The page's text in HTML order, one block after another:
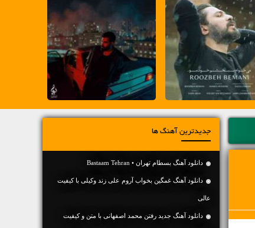
جدیدترین آهنگ ها
دانلود آهنگ بسطام تهران • Bastaam Tehran
دانلود آهنگ غمگین بخواب آروم علی زند وکیلی با کیفیت
عالی
دانلود آهنگ جديد رفتن محمد اصفهانی با متن و کیفیت